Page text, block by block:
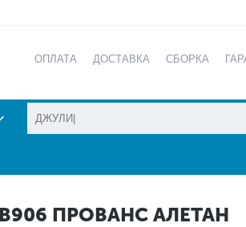
ОПЛАТА ДОСТАВКА СБОРКА
ПРОВАНС АЛЕТАН